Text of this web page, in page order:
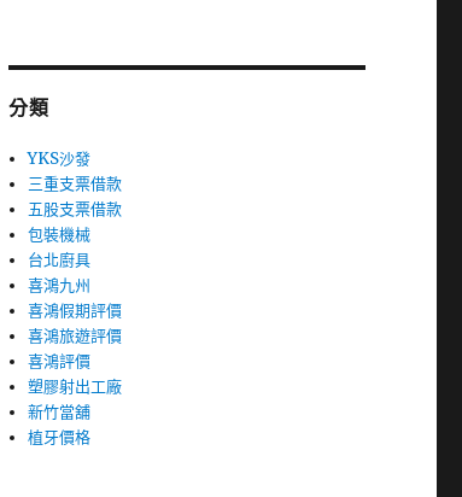
分類
YKS沙發
三重支票借款
五股支票借款
包裝機械
台北廚具
喜鴻九州
喜鴻假期評價
喜鴻旅遊評價
喜鴻評價
塑膠射出工廠
新竹當舖
植牙價格